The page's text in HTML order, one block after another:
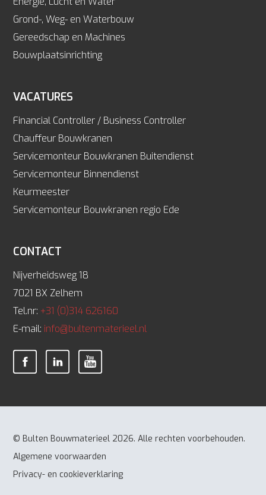
VACATURES
Financial Controller / Business Controller
Chauffeur Bouwkranen
Servicemonteur Bouwkranen Buitendienst
Servicemonteur Binnendienst
Keurmeester
Servicemonteur Bouwkranen regio Ede
Grond-, Weg- en Waterbouw
Gereedschap en Machines
Bouwplaatsinrichting
CONTACT
Nijverheidsweg 18
7021 BX Zelhem
Tel.nr: +31 (0)314 626160
E-mail: info@bultenmaterieel.nl
© Bulten Bouwmaterieel 2026. Alle rechten voorbehouden.
Algemene voorwaarden
Privacy- en cookieverklaring